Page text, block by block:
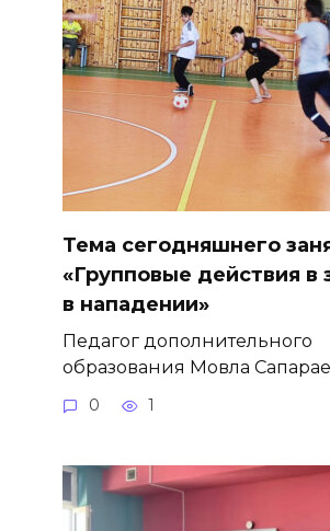
Тема сегодняшнего
«Групповые действия в
в нападении»
Педагог дополнительного
образования Мовла
0 1